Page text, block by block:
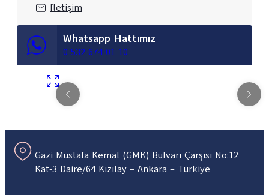
İletişim
Whatsapp Hattımız
0 532 674 01 10
Gazi Mustafa Kemal (GMK) Bulvarı Çarşısı No:12
Kat-3 Daire/64 Kızılay – Ankara – Türkiye